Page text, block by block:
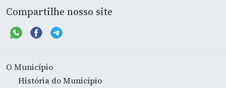
Compartilhe nosso site
O Município
História do Município